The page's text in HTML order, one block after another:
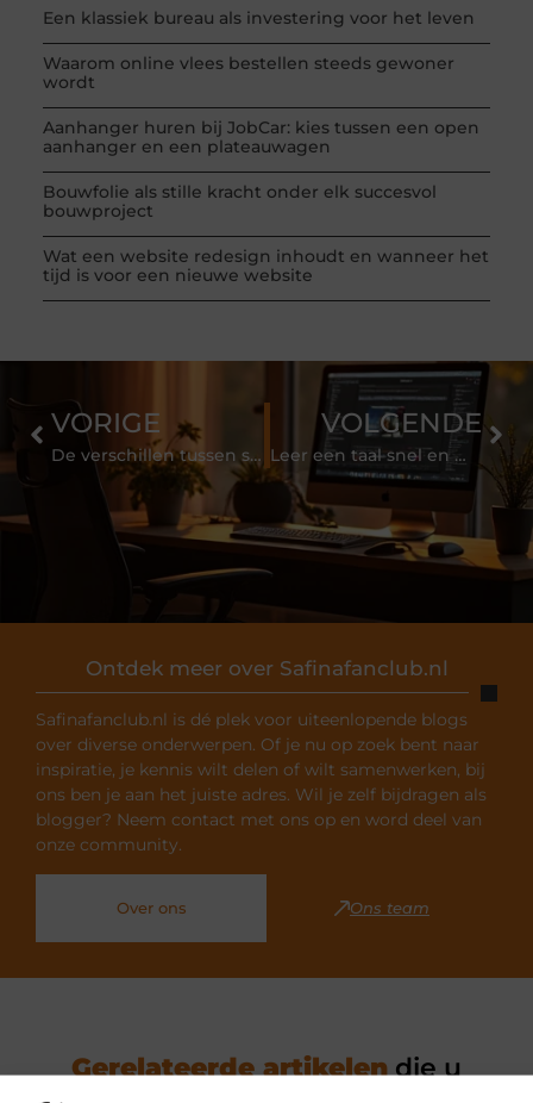
Een klassiek bureau als investering voor het leven
Waarom online vlees bestellen steeds gewoner
wordt
Aanhanger huren bij JobCar: kies tussen een open
aanhanger en een plateauwagen
Bouwfolie als stille kracht onder elk succesvol
bouwproject
Wat een website redesign inhoudt en wanneer het
tijd is voor een nieuwe website
Ontdek meer over Safinafanclub.nl
Safinafanclub.nl is dé plek voor uiteenlopende blogs
over diverse onderwerpen. Of je nu op zoek bent naar
inspiratie, je kennis wilt delen of wilt samenwerken, bij
ons ben je aan het juiste adres. Wil je zelf bijdragen als
blogger? Neem contact met ons op en word deel van
onze community.
Over ons Ons team
VORIGE
De verschillen tussen software op maat en uit een pakket
VOLGENDE
Leer een taal snel en makkelijk onder hypnose
Gerelateerde artikelendie u